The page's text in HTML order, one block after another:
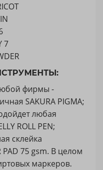
7
фирмы -
SAKURA PIGMA;
любая
ROLL PEN;
склейка
PAD 75 gsm. В целом
маркеров.